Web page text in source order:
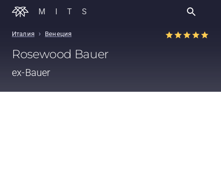
MITS
Италия › Венеция
Rosewood Bauer
ex-Bauer